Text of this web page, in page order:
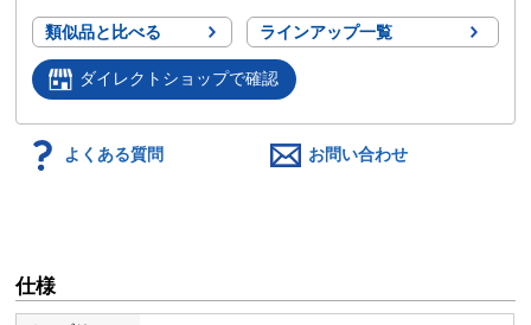
類似品と比べる ラインアップ一覧
ダイレクトショップで確認
よくある質問 お問い合わせ
仕様